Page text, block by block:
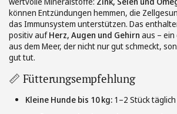
können Entzündungen hemmen, die
das Immunsystem unterstützen. Das
positiv aufHerz, Augen und Gehirn aus –
aus dem Meer, der nicht nur gut schmeckt,
gut tut.
📏 Fütterungsempfehlung
Kleine Hunde bis 10 kg: 1–2 Stück täglich